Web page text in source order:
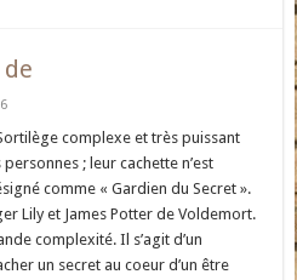
complexe et très puissant
; leur cachette n’est
comme « Gardien du Secret ».
Lily et James Potter de Voldemort.
complexité. Il s’agit d’un
un secret au coeur d’un être